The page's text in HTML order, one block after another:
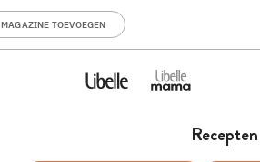
MAGAZINE TOEVOEGEN
Recepten